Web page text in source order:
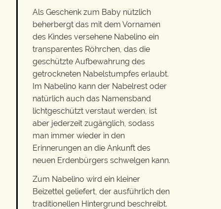
Als Geschenk zum Baby nützlich
beherbergt das mit dem Vornamen
des Kindes versehene Nabelino ein
transparentes Röhrchen, das die
geschützte Aufbewahrung des
getrockneten Nabelstumpfes erlaubt.
Im Nabelino kann der Nabelrest oder
natürlich auch das Namensband
lichtgeschützt verstaut werden, ist
aber jederzeit zugänglich, sodass
man immer wieder in den
Erinnerungen an die Ankunft des
neuen Erdenbürgers schwelgen kann.
Zum Nabelino wird ein kleiner
Beizettel geliefert, der ausführlich den
traditionellen Hintergrund beschreibt.